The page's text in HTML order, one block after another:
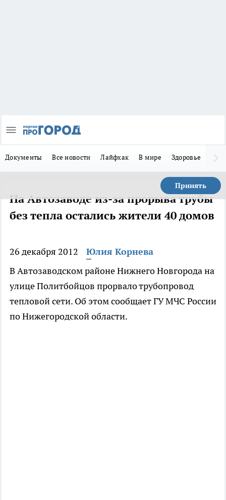
Документы Все новости Лайфхак В мире Здоровье
Принять
На Автозаводе из-за прорыва трубы
без тепла остались жители 40 домов
26 декабря 2012
Юлия Корнева
В Автозаводском районе Нижнего Новгорода на
улице Политбойцов прорвало трубопровод
тепловой сети. Об этом сообщает ГУ МЧС России
по Нижегородской области.